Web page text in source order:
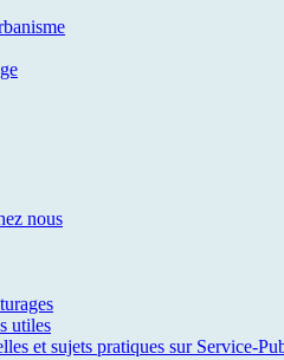
nous
utiles
et sujets pratiques sur Service-